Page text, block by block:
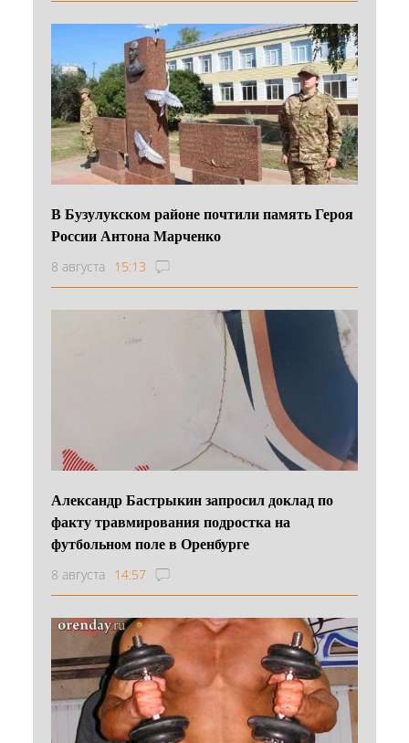
В Бузулукском районе почтили память Героя
России Антона Марченко
8 августа 15:13
Александр Бастрыкин запросил доклад по
факту травмирования подростка на
футбольном поле в Оренбурге
8 августа 14:57